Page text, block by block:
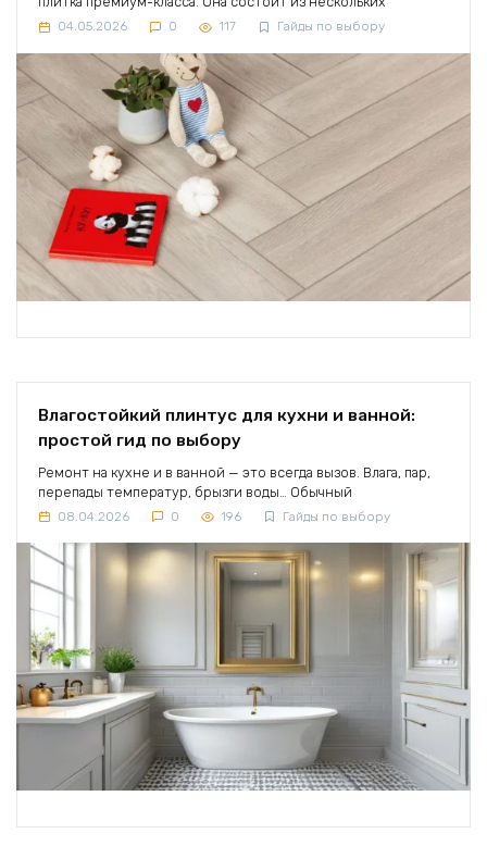
04.05.2026 0 117 Гайды по выбору
Влагостойкий плинтус для кухни и ванной:
простой гид по выбору
Ремонт на кухне и в ванной — это всегда вызов. Влага, пар,
перепады температур, брызги воды… Обычный
08.04.2026 0 196 Гайды по выбору